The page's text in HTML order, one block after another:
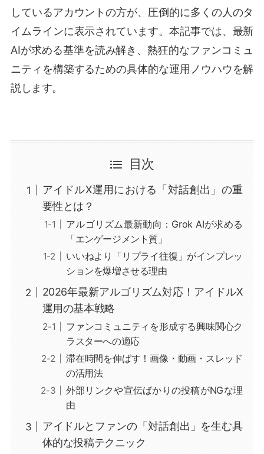
しているアカウントの方が、圧倒的に多くの人のタ
イムラインに表示されています。本記事では、最新
AIが求める基準を読み解き、熱狂的なファンコミュ
ニティを構築するための具体的な運用ノウハウを解
説します。
目次
アイドルX運用における「対話創出」の重
要性とは？
アルゴリズム最新動向：Grok AIが求める
「エンゲージメント質」
いいねより「リプライ往復」がインプレッ
ションを爆増させる理由
2026年最新アルゴリズム対応！アイドルX
運用の基本戦略
ファンコミュニティを形成する興味関心ク
ラスターへの適応
滞在時間を伸ばす！画像・動画・スレッド
の活用法
外部リンクや宣伝ばかりの投稿がNGな理
由
アイドルとファンの「対話創出」を生む具
体的な投稿テクニック